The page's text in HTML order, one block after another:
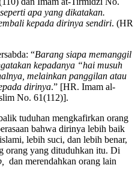
apa yang dikatakan.
kepada dirinya sendiri. (HR
“Barang siapa memanggil
kepadanya “hai musuh
melainkan panggilan atau
dirinya.” [HR. Imam al-
No. 61(112)].
tuduhan mengkafirkan orang
bahwa dirinya lebih baik
lebih suci, dan lebih benar,
orang yang dituduhkan itu. Di
dan merendahkan orang lain